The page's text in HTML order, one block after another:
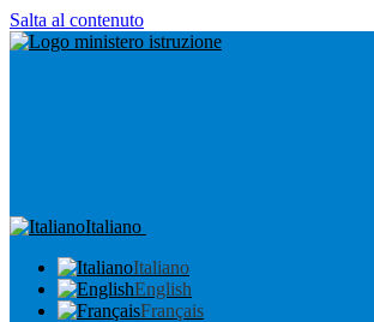
Salta al contenuto
Italiano
Italiano
English
Français